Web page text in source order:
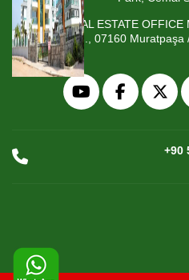
ANTALYA REAL ESTATE
Fener Mah., 07160 Muratpaşa